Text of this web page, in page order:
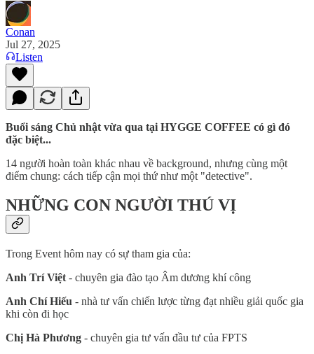
Conan
Jul 27, 2025
Listen
Buổi sáng Chủ nhật vừa qua tại HYGGE COFFEE có gì đó
đặc biệt...
14 người hoàn toàn khác nhau về background, nhưng cùng một
điểm chung: cách tiếp cận mọi thứ như một "detective".
NHỮNG CON NGƯỜI THÚ VỊ
Trong Event hôm nay có sự tham gia của:
Anh Trí Việt - chuyên gia đào tạo Âm dương khí công
Anh Chí Hiếu - nhà tư vấn chiến lược từng đạt nhiều giải quốc gia
khi còn đi học
Chị Hà Phương - chuyên gia tư vấn đầu tư của FPTS